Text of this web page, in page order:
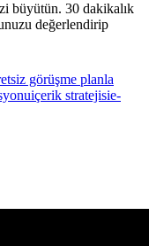
büyütün. 30 dakikalık
değerlendirip
görüşme planla
içerik stratejisie-